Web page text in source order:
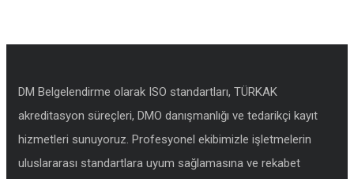
DM Belgelendirme olarak ISO standartları, TÜRKAK
akreditasyon süreçleri, DMO danışmanlığı ve tedarikçi kayıt
hizmetleri sunuyoruz. Profesyonel ekibimizle işletmelerin
uluslararası standartlara uyum sağlamasına ve rekabet